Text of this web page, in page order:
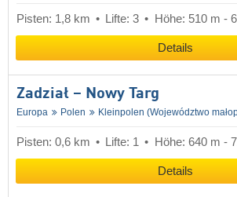
Pisten: 1,8 km Lifte: 3 Höhe: 510 m -
Details
Zadział – Nowy Targ
Europa Polen Kleinpolen (Województwo
Pisten: 0,6 km Lifte: 1 Höhe: 640 m -
Details